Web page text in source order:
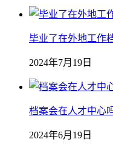
毕业了在外地工作
2024年7月19日
档案会在人才中心
2024年6月19日